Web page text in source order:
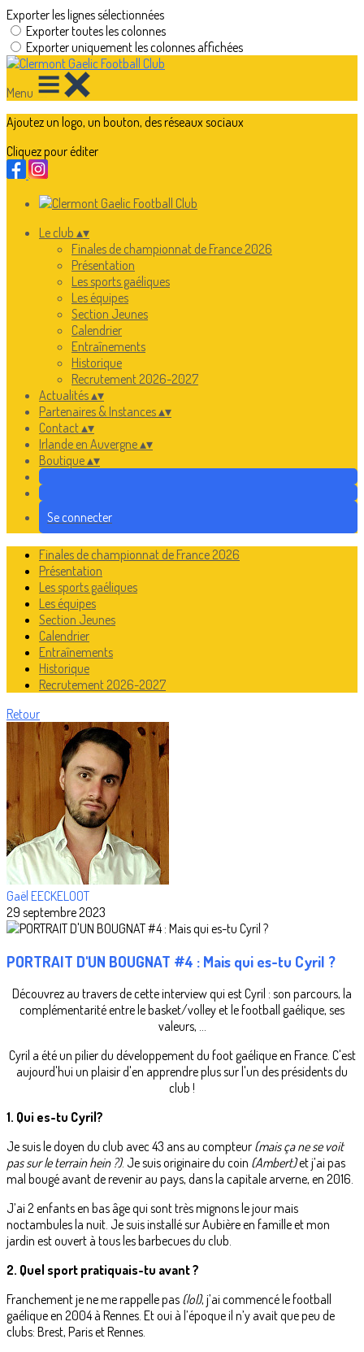
Exporter les lignes sélectionnées
Exporter toutes les colonnes
Exporter uniquement les colonnes affichées
Menu
Ajoutez un logo, un bouton, des réseaux sociaux
Cliquez pour éditer
Le club ▴▾
Finales de championnat de France 2026
Présentation
Les sports gaéliques
Les équipes
Section Jeunes
Calendrier
Entraînements
Historique
Recrutement 2026-2027
Actualités▴▾
Partenaires & Instances▴▾
Contact▴▾
Irlande en Auvergne▴▾
Boutique▴▾
Se connecter
Finales de championnat de France 2026
Présentation
Les sports gaéliques
Les équipes
Section Jeunes
Calendrier
Entraînements
Historique
Recrutement 2026-2027
Retour
Gaël EECKELOOT
29 septembre 2023
PORTRAIT D'UN BOUGNAT #4 : Mais qui es-tu Cyril ?
Découvrez au travers de cette interview qui est Cyril : son parcours, la
complémentarité entre le basket/volley et le football gaélique, ses
valeurs, …
Cyril a été un pilier du développement du foot gaélique en France. C'est
aujourd'hui un plaisir d'en apprendre plus sur l'un des présidents du
club !
1. Qui es-tu Cyril?
Je suis le doyen du club avec 43 ans au compteur (mais ça ne se voit
pas sur le terrain hein ?). Je suis originaire du coin (Ambert)et j’ai pas
mal bougé avant de revenir au pays, dans la capitale arverne, en 2016.
J’ai 2 enfants en bas âge qui sont très mignons le jour mais
noctambules la nuit. Je suis installé sur Aubière en famille et mon
jardin est ouvert à tous les barbecues du club.
2. Quel sport pratiquais-tu avant ?
Franchement je ne me rappelle pas (lol), j’ai commencé le football
gaélique en 2004 à Rennes. Et oui à l’époque il n’y avait que peu de
clubs: Brest, Paris et Rennes.